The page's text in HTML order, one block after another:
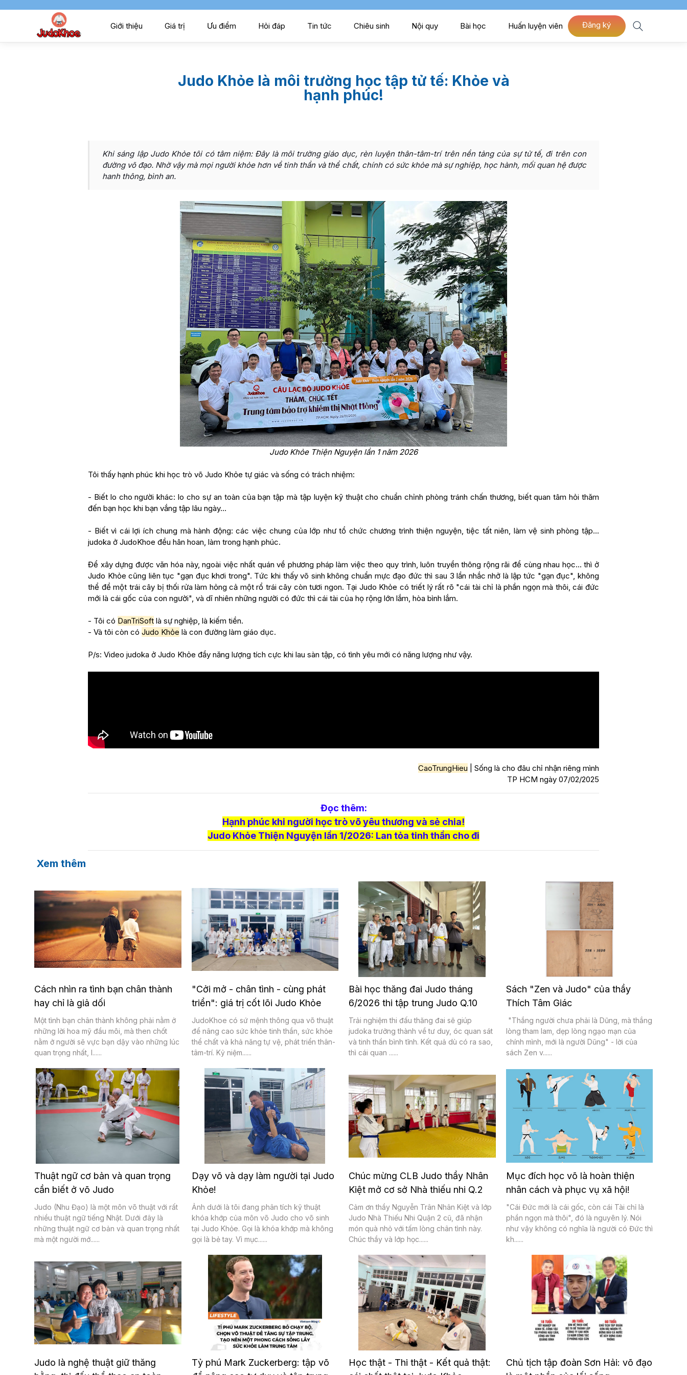
Giới thiệu Giá trị Ưu điểm Hỏi đáp Tin tức Chiêu sinh Nội quy Bài học Huấn luyện viên Đăng ký
Judo Khỏe là môi trường học tập tử tế: Khỏe và
hạnh phúc!
Khi sáng lập Judo Khỏe tôi có tâm niệm: Đây là môi trường giáo dục, rèn luyện thân-tâm-trí trên nền tảng của sự tử tế, đi trên con
đường võ đạo. Nhờ vậy mà mọi người khỏe hơn về tinh thần và thể chất, chính có sức khỏe mà sự nghiệp, học hành, mối quan hệ được
hanh thông, bình an.
Judo Khỏe Thiện Nguyện lần 1 năm 2026
Tôi thấy hạnh phúc khi học trò võ Judo Khỏe tự giác và sống có trách nhiệm:
- Biết lo cho người khác: lo cho sự an toàn của bạn tập mà tập luyện kỹ thuật cho chuẩn chỉnh phòng tránh chấn thương, biết quan tâm hỏi thăm
đến bạn học khi bạn vắng tập lâu ngày...
- Biết vì cái lợi ích chung mà hành động: các việc chung của lớp như tổ chức chương trình thiện nguyện, tiệc tất niên, làm vệ sinh phòng tập...
judoka ở JudoKhoe đều hân hoan, làm trong hạnh phúc.
Để xây dựng được văn hóa này, ngoài việc nhất quán về phương pháp làm việc theo quy trình, luôn truyền thông rộng rãi để cùng nhau học... thì ở
Judo Khỏe cũng liên tục "gạn đục khơi trong". Tức khi thấy võ sinh không chuẩn mực đạo đức thì sau 3 lần nhắc nhở là lập tức "gạn đục", không
thể để một trái cây bị thối rửa làm hỏng cả một rổ trái cây còn tươi ngon. Tại Judo Khỏe có triết lý rất rõ "cái tài chỉ là phần ngọn mà thôi, cái đức
mới là cái gốc của con người", và dĩ nhiên những người có đức thì cái tài của họ rộng lớn lắm, hòa bình lắm.
- Tôi có DanTriSoft là sự nghiệp, là kiếm tiền.
- Và tôi còn có Judo Khỏe là con đường làm giáo dục.
P/s: Video judoka ở Judo Khỏe đầy năng lượng tích cực khi lau sàn tập, có tình yêu mới có năng lượng như vậy.
CaoTrungHieu | Sống là cho đâu chỉ nhận riêng mình
TP HCM ngày 07/02/2025
Đọc thêm:
Hạnh phúc khi người học trò võ yêu thương và sẻ chia!
Judo Khỏe Thiện Nguyện lần 1/2026: Lan tỏa tinh thần cho đi
Xem thêm
Cách nhìn ra tình bạn chân thành
hay chỉ là giả dối
Một tình bạn chân thành không phải nằm ở
những lời hoa mỹ đầu môi, mà then chốt
nằm ở người sẽ vực bạn dậy vào những lúc
quan trọng nhất, l......
"Cởi mở - chân tình - cùng phát
triển": giá trị cốt lõi Judo Khỏe
JudoKhoe có sứ mệnh thông qua võ thuật
để nâng cao sức khỏe tinh thần, sức khỏe
thể chất và khả năng tự vệ, phát triển thân-
tâm-trí. Kỷ niệm......
Bài học thăng đai Judo tháng
6/2026 thi tập trung Judo Q.10
Trải nghiệm thi đấu thăng đai sẽ giúp
judoka trưởng thành về tư duy, óc quan sát
và tinh thần bình tĩnh. Kết quả dù có ra sao,
thì cái quan ......
Sách "Zen và Judo" của thầy
Thích Tâm Giác
"Thắng người chưa phải là Dũng, mà thắng
lòng tham lam, dẹp lòng ngạo mạn của
chính mình, mới là người Dũng" - lời của
sách Zen v......
Thuật ngữ cơ bản và quan trọng
cần biết ở võ Judo
Judo (Nhu Đạo) là một môn võ thuật với rất
nhiều thuật ngữ tiếng Nhật. Dưới đây là
những thuật ngữ cơ bản và quan trọng nhất
mà một người mớ......
Dạy võ và dạy làm người tại Judo
Khỏe!
Ảnh dưới là tôi đang phân tích kỹ thuật
khóa khớp của môn võ Judo cho võ sinh
tại Judo Khỏe. Gọi là khóa khớp mà không
gọi là bẻ tay. Vì mục......
Chúc mừng CLB Judo thầy Nhân
Kiệt mở cơ sở Nhà thiếu nhi Q.2
Cảm ơn thầy Nguyễn Trân Nhân Kiệt và lớp
Judo Nhà Thiếu Nhi Quận 2 cũ, đã nhận
món quà nhỏ với tấm lòng chân tình này.
Chúc thầy và lớp học......
Mục đích học võ là hoàn thiện
nhân cách và phục vụ xã hội!
"Cái Đức mới là cái gốc, còn cái Tài chỉ là
phần ngọn mà thôi", đó là nguyên lý. Nói
như vậy không có nghĩa là người có Đức thì
kh......
Judo là nghệ thuật giữ thăng
Tỷ phú Mark Zuckerberg: tập võ
Học thật - Thi thật - Kết quả thật:
Chủ tịch tập đoàn Sơn Hải: võ đạo